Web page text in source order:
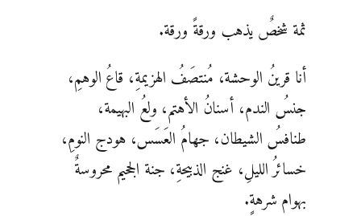
ثمة شخصٌ يذهب ورقةً ورقة.
أنا قرينُ الوحشة، مُنتصَفُ الهزيمةِ، قاعُ الوهمِ،
جنسُ الندم، أسنانُ الأهتم، ولعُ البهيمة،
طنافسُ الشيطان، جهامُ العَسَس، هودج النومِ،
خسائرُ الليلِ، غنج الذبيحةِ، جنة الجحيم محروسةٌ
بهوام شرهةٍ.